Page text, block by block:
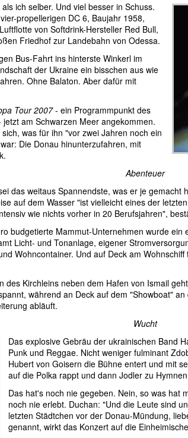
ich selber. Und viel besser in Schuss.
propellerigen DC 6, Baujahr 1958,
von Softdrink-Hersteller Red Bull,
Friedhof zur Landebahn von Odessa.
Bus-Fahrt ins hinterste Winkerl im
der Ukraine ein bisschen aus wie
Ohne Balaton. Aber dafür mit
Tour 2007- ein Programmpunkt des
am Schwarzen Meer angekommen.
was für ihn "vor zwei Jahren noch ein
Die Donau hinunterzufahren, mit
Abenteuer
das weitaus Spannendste, was er je gemacht
auf dem Wasser "ist vielleicht eines der
wie nichts vorher in 20 Berufsjahren",
budgetierte Mammut-Unternehmen wurde
Licht- und Tonanlage, eigener
Wohncontainer. Und auf Deck am
des Kirchleins neben dem Hafen von Ismail
während an Deck auf dem "Showboat"
abläuft.
Wucht
Das explosive Gebräu der ukrainischen Band
Punk und Reggae. Nicht weniger fulminant
Hubert von Goisern die Bühne entert und mit
auf die Polka rappt und dann Jodler zu
Das hat's noch nie gegeben. Nein, so was hat
noch nie erlebt. Duchan: "Und die Leute sind
letzten Städtchen vor der Donau-Mündung,
genannt, wirkt das Konzert auf die